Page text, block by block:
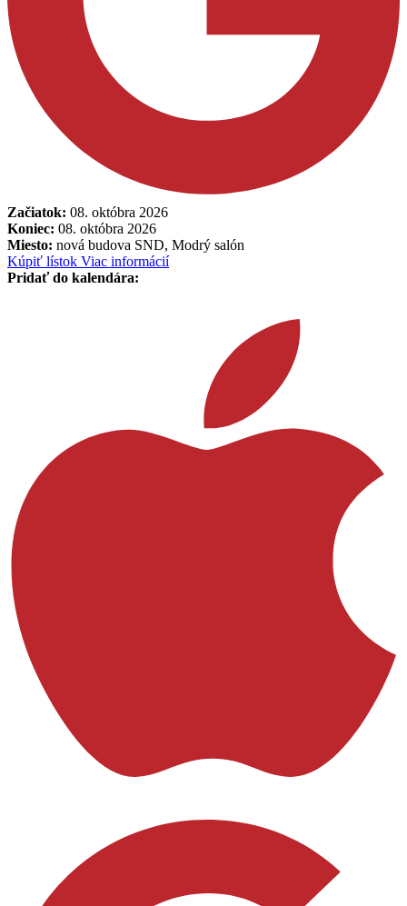
Začiatok: 08. októbra 2026
Koniec: 08. októbra 2026
Miesto: nová budova SND, Modrý salón
Kúpiť lístok Viac informácií
Pridať do kalendára: